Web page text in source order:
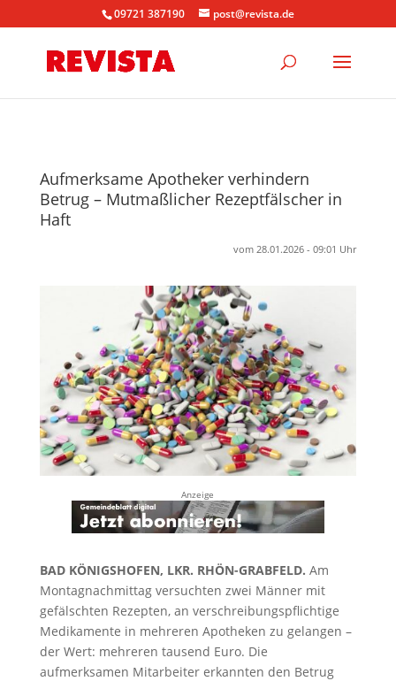
09721 387190 post@revista.de
Aufmerksame Apotheker verhindern
Betrug – Mutmaßlicher Rezeptfälscher in
Haft
vom 28.01.2026 - 09:01 Uhr
Anzeige
BAD KÖNIGSHOFEN, LKR. RHÖN-GRABFELD. Am
Montagnachmittag versuchten zwei Männer mit
gefälschten Rezepten, an verschreibungspflichtige
Medikamente in mehreren Apotheken zu gelangen –
der Wert: mehreren tausend Euro. Die
aufmerksamen Mitarbeiter erkannten den Betrug